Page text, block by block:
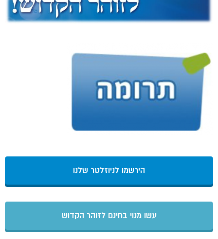
הירשמו לניוזלטר שלנו
עשו מנוי בחינם לזוהר הקדוש